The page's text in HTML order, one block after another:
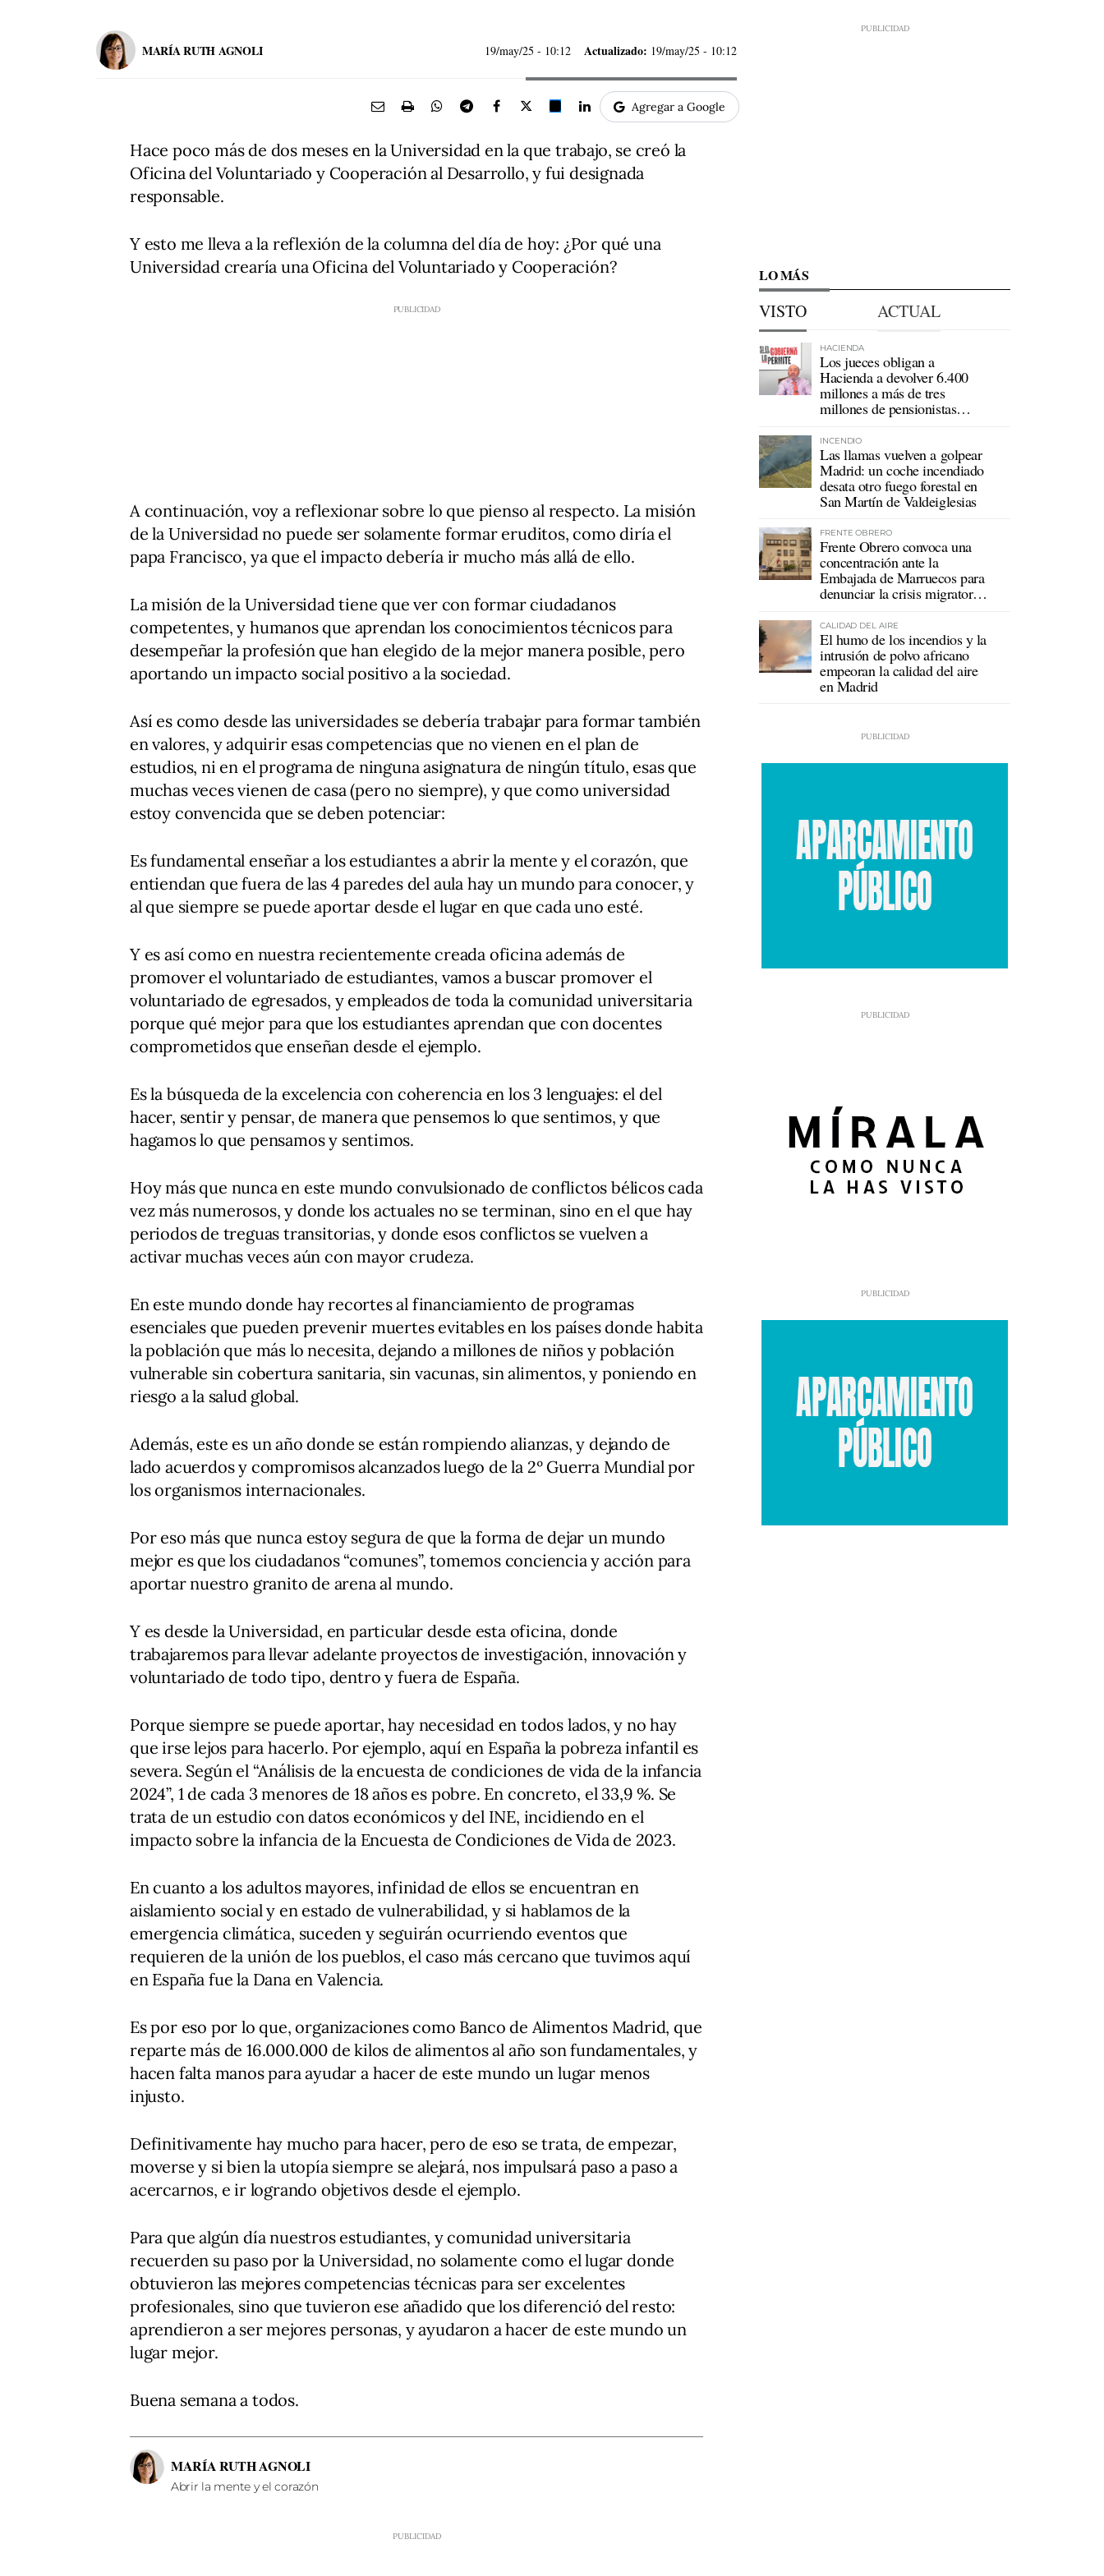
MARÍA RUTH AGNOLI 19/may/25 - 10:12 Actualizado: 19/may/25 - 10:12
Agregar a Google
Hace poco más de dos meses en la Universidad en la que trabajo, se creó la
Oficina del Voluntariado y Cooperación al Desarrollo, y fui designada
responsable.
Y esto me lleva a la reflexión de la columna del día de hoy: ¿Por qué una
Universidad crearía una Oficina del Voluntariado y Cooperación?
A continuación, voy a reflexionar sobre lo que pienso al respecto. La misión
de la Universidad no puede ser solamente formar eruditos, como diría el
papa Francisco, ya que el impacto debería ir mucho más allá de ello.
La misión de la Universidad tiene que ver con formar ciudadanos
competentes, y humanos que aprendan los conocimientos técnicos para
desempeñar la profesión que han elegido de la mejor manera posible, pero
aportando un impacto social positivo a la sociedad.
Así es como desde las universidades se debería trabajar para formar también
en valores, y adquirir esas competencias que no vienen en el plan de
estudios, ni en el programa de ninguna asignatura de ningún título, esas que
muchas veces vienen de casa (pero no siempre), y que como universidad
estoy convencida que se deben potenciar:
Es fundamental enseñar a los estudiantes a abrir la mente y el corazón, que
entiendan que fuera de las 4 paredes del aula hay un mundo para conocer, y
al que siempre se puede aportar desde el lugar en que cada uno esté.
Y es así como en nuestra recientemente creada oficina además de
promover el voluntariado de estudiantes, vamos a buscar promover el
voluntariado de egresados, y empleados de toda la comunidad universitaria
porque qué mejor para que los estudiantes aprendan que con docentes
comprometidos que enseñan desde el ejemplo.
Es la búsqueda de la excelencia con coherencia en los 3 lenguajes: el del
hacer, sentir y pensar, de manera que pensemos lo que sentimos, y que
hagamos lo que pensamos y sentimos.
Hoy más que nunca en este mundo convulsionado de conflictos bélicos cada
vez más numerosos, y donde los actuales no se terminan, sino en el que hay
periodos de treguas transitorias, y donde esos conflictos se vuelven a
activar muchas veces aún con mayor crudeza.
En este mundo donde hay recortes al financiamiento de programas
esenciales que pueden prevenir muertes evitables en los países donde habita
la población que más lo necesita, dejando a millones de niños y población
vulnerable sin cobertura sanitaria, sin vacunas, sin alimentos, y poniendo en
riesgo a la salud global.
Además, este es un año donde se están rompiendo alianzas, y dejando de
lado acuerdos y compromisos alcanzados luego de la 2º Guerra Mundial por
los organismos internacionales.
Por eso más que nunca estoy segura de que la forma de dejar un mundo
mejor es que los ciudadanos “comunes”, tomemos conciencia y acción para
aportar nuestro granito de arena al mundo.
Y es desde la Universidad, en particular desde esta oficina, donde
trabajaremos para llevar adelante proyectos de investigación, innovación y
voluntariado de todo tipo, dentro y fuera de España.
Porque siempre se puede aportar, hay necesidad en todos lados, y no hay
que irse lejos para hacerlo. Por ejemplo, aquí en España la pobreza infantil es
severa. Según el “Análisis de la encuesta de condiciones de vida de la infancia
2024”, 1 de cada 3 menores de 18 años es pobre. En concreto, el 33,9 %. Se
trata de un estudio con datos económicos y del INE, incidiendo en el
impacto sobre la infancia de la Encuesta de Condiciones de Vida de 2023.
En cuanto a los adultos mayores, infinidad de ellos se encuentran en
aislamiento social y en estado de vulnerabilidad, y si hablamos de la
emergencia climática, suceden y seguirán ocurriendo eventos que
requieren de la unión de los pueblos, el caso más cercano que tuvimos aquí
en España fue la Dana en Valencia.
Es por eso por lo que, organizaciones como Banco de Alimentos Madrid, que
reparte más de 16.000.000 de kilos de alimentos al año son fundamentales, y
hacen falta manos para ayudar a hacer de este mundo un lugar menos
injusto.
Definitivamente hay mucho para hacer, pero de eso se trata, de empezar,
moverse y si bien la utopía siempre se alejará, nos impulsará paso a paso a
acercarnos, e ir logrando objetivos desde el ejemplo.
Para que algún día nuestros estudiantes, y comunidad universitaria
recuerden su paso por la Universidad, no solamente como el lugar donde
obtuvieron las mejores competencias técnicas para ser excelentes
profesionales, sino que tuvieron ese añadido que los diferenció del resto:
aprendieron a ser mejores personas, y ayudaron a hacer de este mundo un
lugar mejor.
Buena semana a todos.
MARÍA RUTH AGNOLI
Abrir la mente y el corazón
LO MÁS
VISTO ACTUAL
HACIENDA
Los jueces obligan a
Hacienda a devolver 6.400
millones a más de tres
millones de pensionistas
INCENDIO
Las llamas vuelven a golpear
Madrid: un coche incendiado
desata otro fuego forestal en
San Martín de Valdeiglesias
FRENTE OBRERO
Frente Obrero convoca una
concentración ante la
Embajada de Marruecos para
denunciar la crisis migratoria
CALIDAD DEL AIRE
El humo de los incendios y la
intrusión de polvo africano
empeoran la calidad del aire
en Madrid